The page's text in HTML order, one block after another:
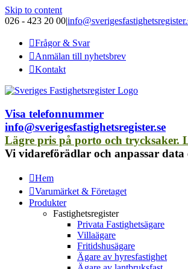
Skip to content
026 - 423 20 00|
Frågor & Svar
Anmälan till nyhetsbrev
Kontakt
Visa telefonnummer
info@sverigesfastighetsregister.se
Lägre pris på porto och trycksaker.
Vi vidareförädlar och anpassar data
Hem
Varumärket & Företaget
Produkter
Fastighetsregister
Privata Fastighetsägare
Villaägare
Fritidshusägare
Ägare av hyresfastighet